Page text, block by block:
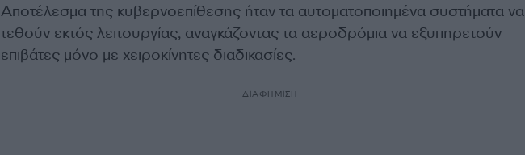
Αποτέλεσμα της κυβερνοεπίθεσης ήταν τα αυτοματοποιημένα συστήματα να
τεθούν εκτός λειτουργίας, αναγκάζοντας τα αεροδρόμια να εξυπηρετούν
επιβάτες μόνο με χειροκίνητες διαδικασίες.
ΔΙΑΦΗΜΙΣΗ